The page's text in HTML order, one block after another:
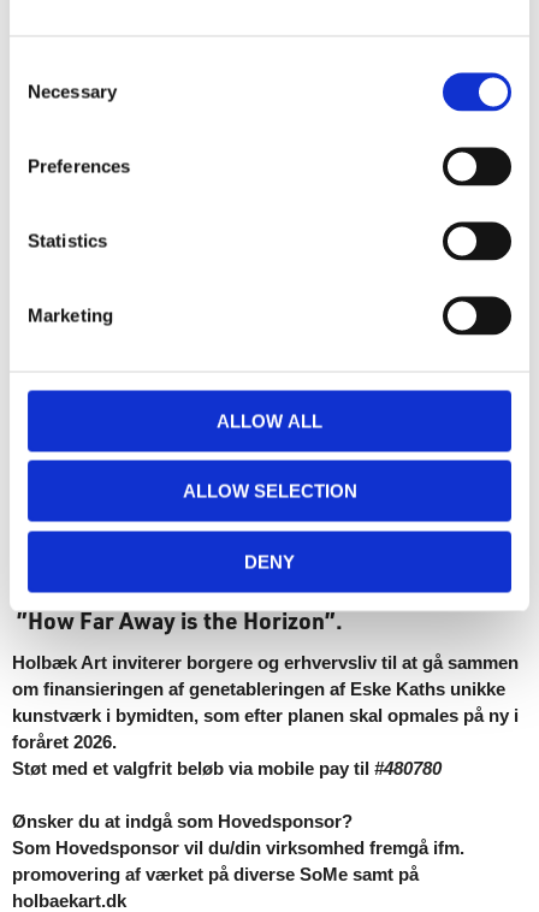
Selection
Necessary
Preferences
Statistics
Marketing
ALLOW ALL
ALLOW SELECTION
DENY
TILMELD DIG HOLBÆK ARTS NYHEDSBREV
invitationer og andre relevant information.
TILMELD
STØT HOLBÆK ART
- i genopførelsen af
farvestrålende gavlmaleri
”How Far Away is the Horizon”.
Holbæk Art inviterer borgere og erhvervsliv til at gå sammen
om finansieringen af genetableringen af Eske Kaths unikke
kunstværk i bymidten, som efter planen skal opmales på ny i
foråret 2026.
Støt med et valgfrit beløb via mobile pay til #480780
Ønsker du at indgå som Hovedsponsor?
Som Hovedsponsor vil du/din virksomhed fremgå ifm.
promovering af værket på diverse SoMe samt på
holbaekart.dk